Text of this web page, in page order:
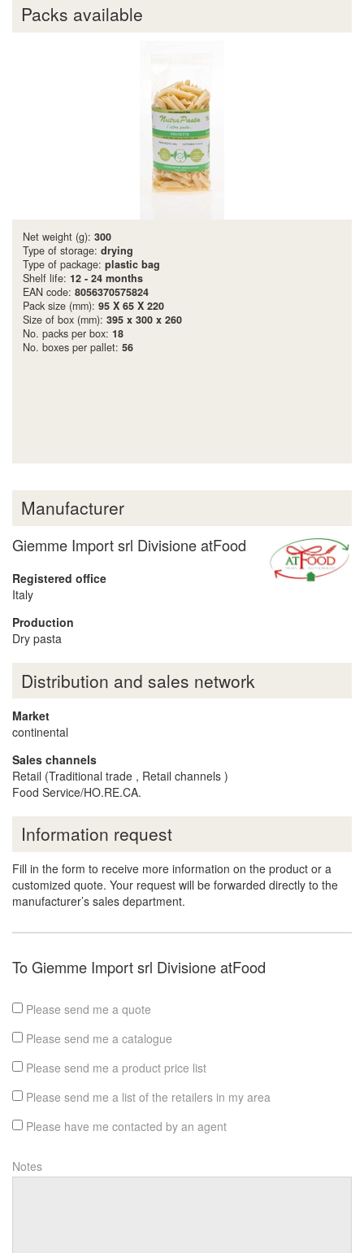
Packs available
Net weight (g): 300
Type of storage: drying
Type of package: plastic bag
Shelf life: 12 - 24 months
EAN code: 8056370575824
Pack size (mm): 95 X 65 X 220
Size of box (mm): 395 x 300 x 260
No. packs per box: 18
No. boxes per pallet: 56
Manufacturer
Giemme Import srl Divisione atFood
Registered office
Italy
Production
Dry pasta
Distribution and sales network
Market
continental
Sales channels
Retail (Traditional trade , Retail channels )
Food Service/HO.RE.CA.
Information request
Fill in the form to receive more information on the product or a
customized quote. Your request will be forwarded directly to the
manufacturer’s sales department.
To Giemme Import srl Divisione atFood
Please send me a quote
Please send me a catalogue
Please send me a product price list
Please send me a list of the retailers in my area
Please have me contacted by an agent
Notes